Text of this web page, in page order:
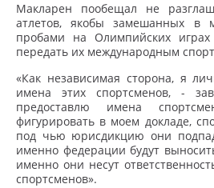
Макларен пообещал не
атлетов, якобы замешанных в
пробами на Олимпийских
передать их международным
«Как независимая сторона, я
имена этих спортсменов, -
предоставлю имена
фигурировать в моем докладе,
под чью юрисдикцию они
именно федерации будут
именно они несут
спортсменов».